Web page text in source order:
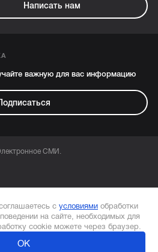
Написать нам
важную для вас информацию
СМИ.
с условиями обработки
на сайте, необходимых для
cookie можете через браузер.
ОК